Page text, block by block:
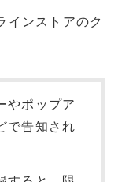
インストアのク
やポップア
で告知され